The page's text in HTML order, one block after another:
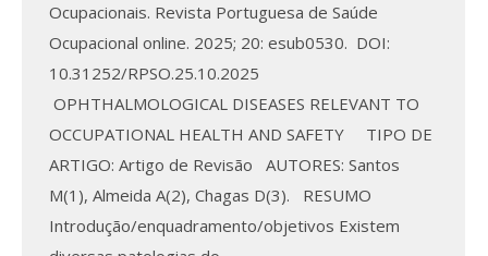
Bolsa de emprego (oferta/
procura)
Sugestões para os Leitores
Investigarem
Candidatura a revisor
Ocupacionais. Revista Portuguesa de Saúde
Ocupacional online. 2025; 20: esub0530. DOI:
10.31252/RPSO.25.10.2025
OPHTHALMOLOGICAL DISEASES RELEVANT TO
OCCUPATIONAL HEALTH AND SAFETY TIPO DE
ARTIGO: Artigo de Revisão AUTORES: Santos
M(1), Almeida A(2), Chagas D(3). RESUMO
Introdução/enquadramento/objetivos Existem